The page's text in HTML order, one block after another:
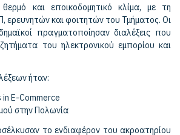
και εποικοδομητικό κλίμα, με τη
ερευνητών και φοιτητών του Τμήματος. Οι
πραγματοποίησαν διαλέξεις που
του ηλεκτρονικού εμπορίου και
ήταν:
E-Commerce
στην Πολωνία
το ενδιαφέρον του ακροατηρίου